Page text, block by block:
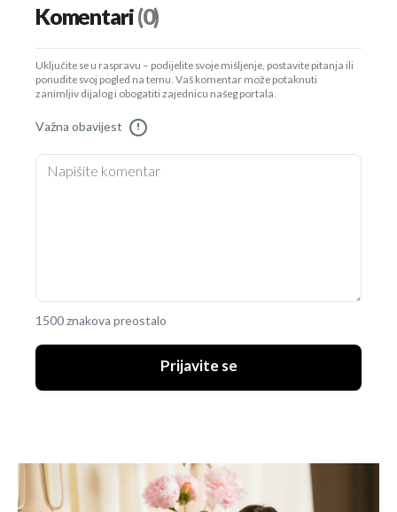
Komentari(0)
Uključite se u raspravu – podijelite svoje mišljenje, postavite pitanja ili
ponudite svoj pogled na temu. Vaš komentar može potaknuti
zanimljiv dijalog i obogatiti zajednicu našeg portala.
Važna obavijest !
1500 znakova preostalo
Prijavite se